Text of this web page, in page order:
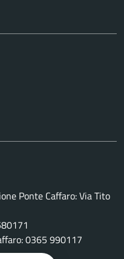
Ponte Caffaro: Via Tito
0365 990117